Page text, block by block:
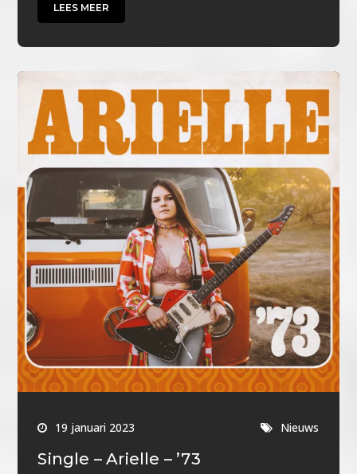
LEES MEER
19 januari 2023 Nieuws
Single – Arielle – ’73